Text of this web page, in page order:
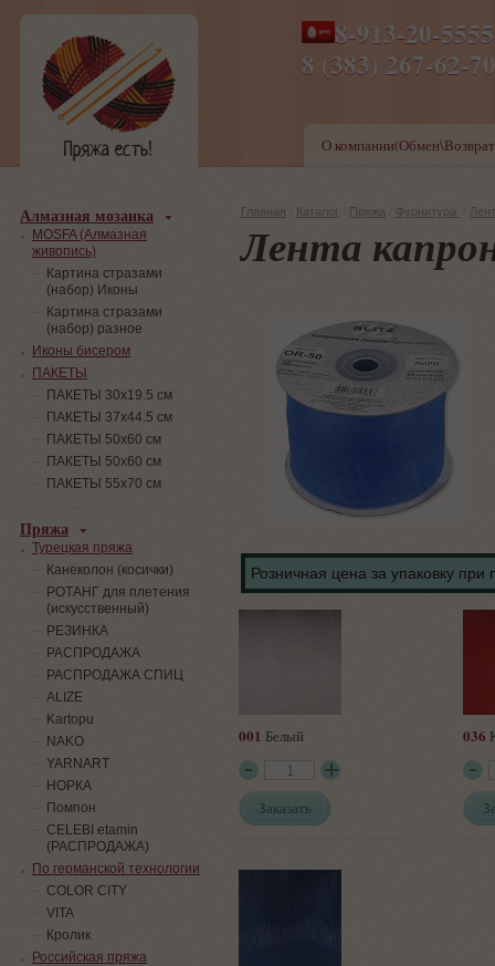
8-913-20-
8 (383) 267-
ПН-ПТ 8-17,СБ-ВС 9-
О
Главная Каталог Пряжа Фурнитура
Лента
Розничная цена за упаковку при
001 Белый
Заказать
036
Алмазная мозаика
MOSFA (Алмазная
живопись)
Картина стразами
(набор) Иконы
Картина стразами
(набор) разное
Иконы бисером
ПАКЕТЫ
ПАКЕТЫ 30х19.5 см
ПАКЕТЫ 37х44.5 см
ПАКЕТЫ 50х60 см
ПАКЕТЫ 50х60 см
ПАКЕТЫ 55х70 см
Пряжа
Турецкая пряжа
Канеколон (косички)
РОТАНГ для плетения
(искусственный)
PЕЗИНКА
РАСПРОДАЖА
РАСПРОДАЖА СПИЦ
ALIZE
Kartopu
NAKO
YARNART
НОРКА
Помпон
СELEBI etamin
(РАСПРОДАЖА)
По германской технологии
COLOR CITY
VITA
Кролик
Российская пряжа